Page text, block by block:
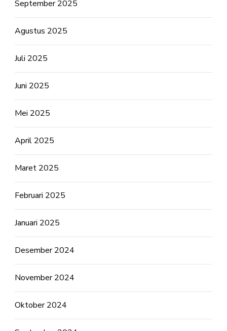
September 2025
Agustus 2025
Juli 2025
Juni 2025
Mei 2025
April 2025
Maret 2025
Februari 2025
Januari 2025
Desember 2024
November 2024
Oktober 2024